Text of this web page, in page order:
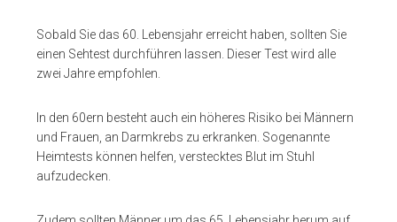
Sobald Sie das 60. Lebensjahr erreicht haben, sollten Sie
einen Sehtest durchführen lassen. Dieser Test wird alle
zwei Jahre empfohlen.
In den 60ern besteht auch ein höheres Risiko bei Männern
und Frauen, an Darmkrebs zu erkranken. Sogenannte
Heimtests können helfen, verstecktes Blut im Stuhl
aufzudecken.